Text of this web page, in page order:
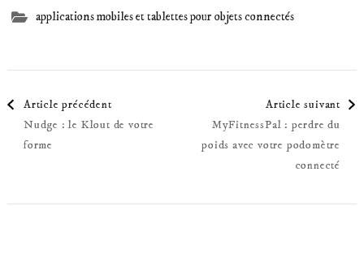
applications mobiles et tablettes pour objets connectés
Navigation
d'article
Article précédent
Nudge : le Klout de votre
forme
Article suivant
MyFitnessPal : perdre du
poids avec votre podomètre
connecté